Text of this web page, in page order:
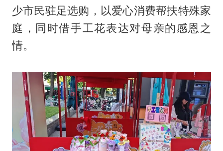
少市民驻足选购，以爱心消费帮扶特殊家
庭，同时借手工花表达对母亲的感恩之
情。